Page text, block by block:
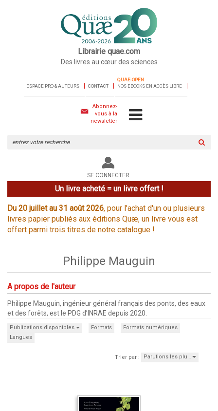
Librairie quae.com
Des livres au cœur des sciences
ESPACE PRO & AUTEURS CONTACT
QUAE-OPEN
NOS EBOOKS EN ACCÈS LIBRE
Abonnez-
vous à la
newsletter
le
site
SE CONNECTER
Un livre acheté = un livre offert !
Du 20 juillet au 31 août 2026, pour l'achat d'un ou plusieurs
livres papier publiés aux éditions Quæ, un livre vous est
offert parmi trois titres de notre catalogue !
Philippe Mauguin
A propos de l'auteur
Philippe Mauguin, ingénieur général français des ponts, des eaux
et des forêts, est le PDG d’INRAE depuis 2020.
Publications disponibles Formats
Formats numériques
Langues
Trier par : Parutions les plu…